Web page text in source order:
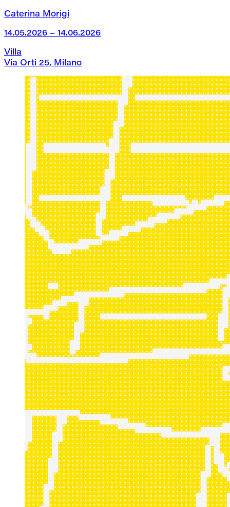
Caterina Morigi
14.05.2026 – 14.06.2026
Villa
Via Orti 25, Milano